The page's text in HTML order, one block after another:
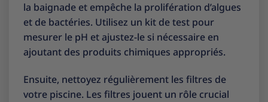
la baignade et empêche la prolifération d’algues
et de bactéries. Utilisez un kit de test pour
mesurer le pH et ajustez-le si nécessaire en
ajoutant des produits chimiques appropriés.
Ensuite, nettoyez régulièrement les filtres de
votre piscine. Les filtres jouent un rôle crucial